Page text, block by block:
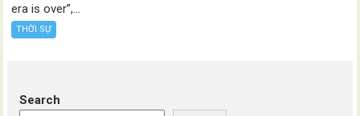
era is over”,...
THỜI SỰ
Search